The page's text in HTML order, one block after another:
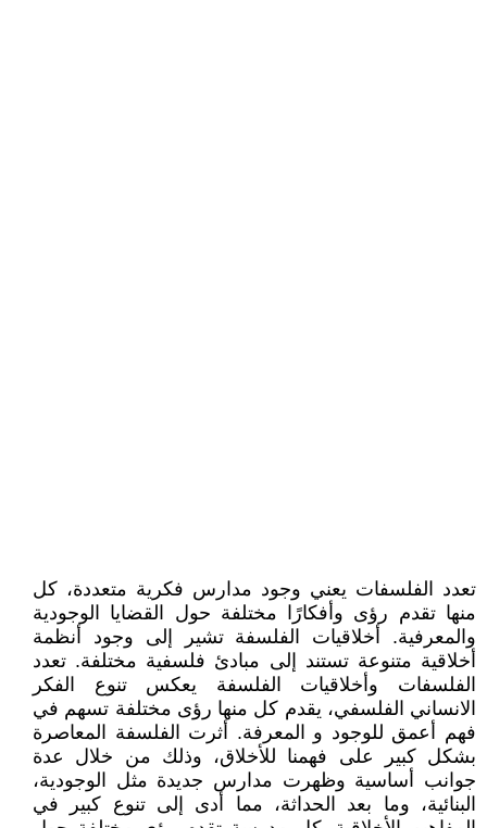
تعدد الفلسفات يعني وجود مدارس فكرية متعددة، كل
منها تقدم رؤى وأفكارًا مختلفة حول القضايا الوجودية
والمعرفية. أخلاقيات الفلسفة تشير إلى وجود أنظمة
أخلاقية متنوعة تستند إلى مبادئ فلسفية مختلفة. تعدد
الفلسفات وأخلاقيات الفلسفة يعكس تنوع الفكر
الانساني الفلسفي، يقدم كل منها رؤى مختلفة تسهم في
فهم أعمق للوجود و المعرفة. أثرت الفلسفة المعاصرة
بشكل كبير على فهمنا للأخلاق، وذلك من خلال عدة
جوانب أساسية وظهرت مدارس جديدة مثل الوجودية،
البنائية، وما بعد الحداثة، مما أدى إلى تنوع كبير في